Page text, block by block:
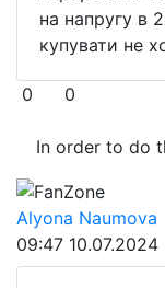
на напругу в
купувати не
0 0
In order to do
FanZone
Alyona Naumova
09:47 10.07.2024